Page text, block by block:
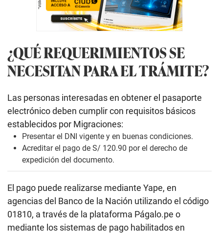
¿QUÉ REQUERIMIENTOS SE
NECESITAN PARA EL TRÁMITE?
Las personas interesadas en obtener el pasaporte
electrónico deben cumplir con requisitos básicos
establecidos por Migraciones:
Presentar el DNI vigente y en buenas condiciones.
Acreditar el pago de S/ 120.90 por el derecho de
expedición del documento.
El pago puede realizarse mediante Yape, en
agencias del Banco de la Nación utilizando el código
01810, a través de la plataforma Págalo.pe o
mediante los sistemas de pago habilitados en